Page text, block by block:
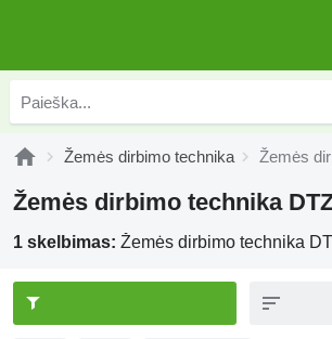
Žemės dirbimo technika Žemės
Žemės dirbimo technika
1 skelbimas: Žemės dirbimo technika